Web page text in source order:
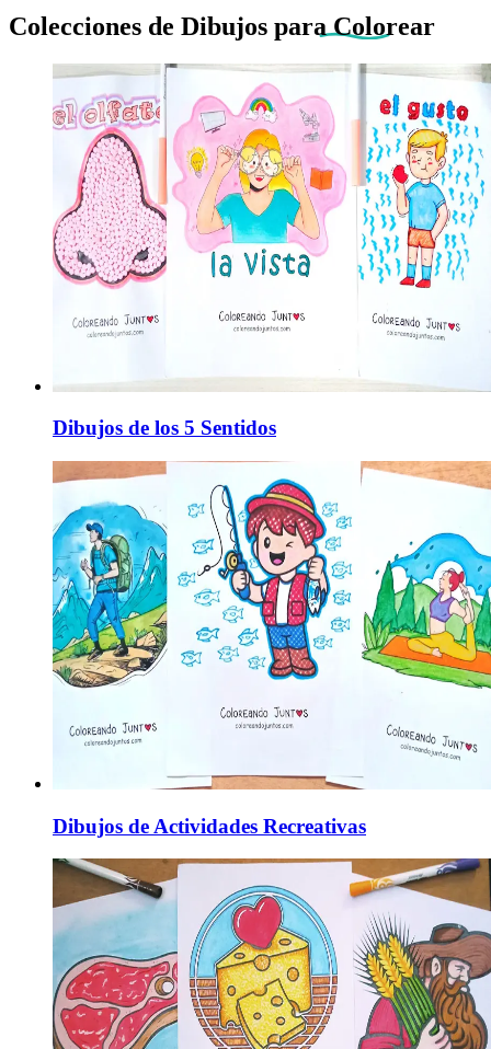
Colecciones de Dibujos para Colorear
Dibujos de los 5 Sentidos
Dibujos de Actividades Recreativas